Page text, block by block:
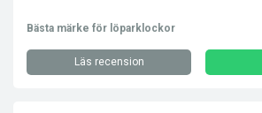
Bästa märke för löparklockor
Läs recension